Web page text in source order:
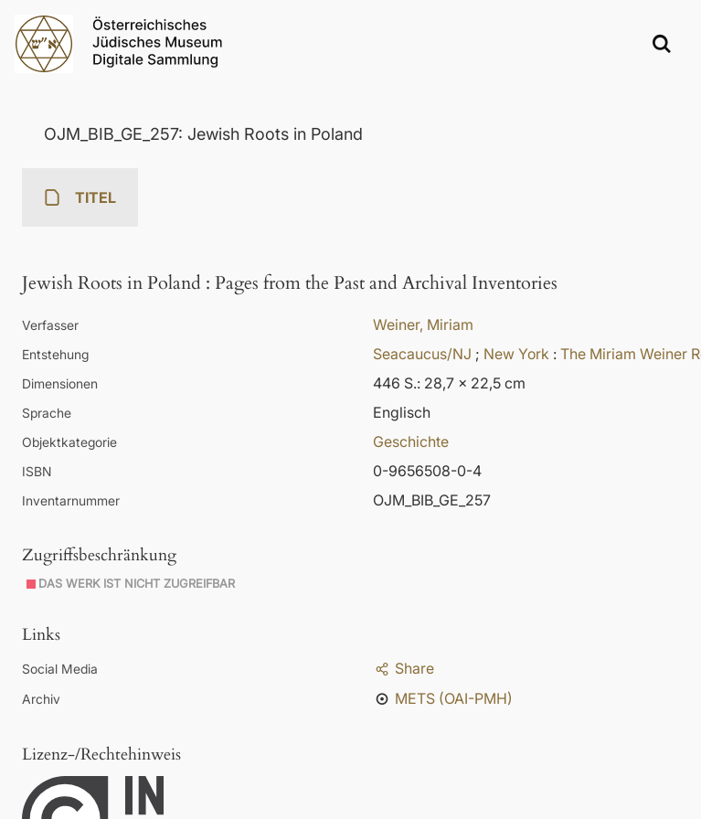
OJM_BIB_GE_257: Jewish Roots in Poland
TITEL
Jewish Roots in Poland : Pages from the Past and Archival Inventories
Verfasser Weiner, Miriam
Entstehung Seacaucus/NJ ; New York : The Miriam Weiner
Dimensionen 446 S.: 28,7 x 22,5 cm
Sprache Englisch
Objektkategorie Geschichte
ISBN 0-9656508-0-4
Inventarnummer OJM_BIB_GE_257
Zugriffsbeschränkung
DAS WERK IST NICHT ZUGREIFBAR
Links
Social Media Share
Archiv METS (OAI-PMH)
Lizenz-/Rechtehinweis